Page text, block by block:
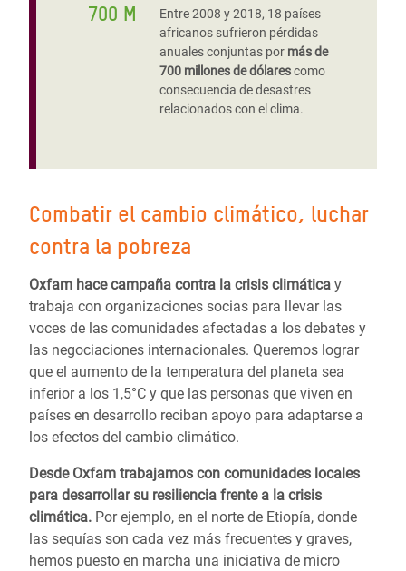
700 M
Entre 2008 y 2018, 18 países
africanos sufrieron pérdidas
anuales conjuntas por más de
700 millones de dólarescomo
consecuencia de desastres
relacionados con el clima.
Combatir el cambio climático, luchar
contra la pobreza
Oxfam hace campaña contra la crisis climática y
trabaja con organizaciones socias para llevar las
voces de las comunidades afectadas a los debates y
las negociaciones internacionales. Queremos lograr
que el aumento de la temperatura del planeta sea
inferior a los 1,5°C y que las personas que viven en
países en desarrollo reciban apoyo para adaptarse a
los efectos del cambio climático.
Desde Oxfam trabajamos con comunidades locales
para desarrollar su resiliencia frente a la crisis
climática. Por ejemplo, en el norte de Etiopía, donde
las sequías son cada vez más frecuentes y graves,
hemos puesto en marcha una iniciativa de micro